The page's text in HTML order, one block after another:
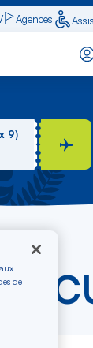
Agences
9)
de